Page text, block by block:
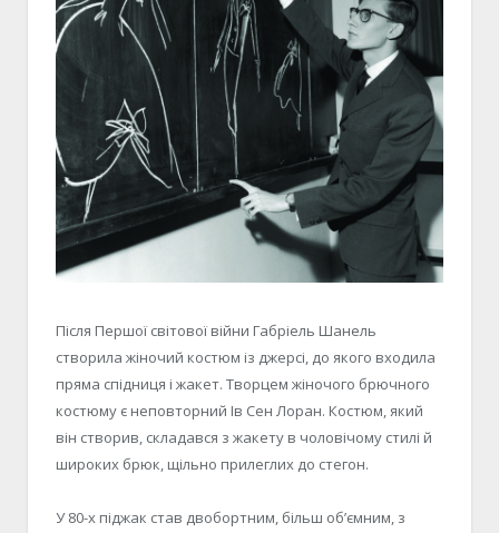
Після Першої світової війни Габріель Шанель
створила жіночий костюм із джерсі, до якого входила
пряма спідниця і жакет. Творцем жіночого брючного
костюму є неповторний Ів Сен Лоран. Костюм, який
він створив, складався з жакету в чоловічому стилі й
широких брюк, щільно прилеглих до стегон.
У 80-х піджак став двобортним, більш об’ємним, з